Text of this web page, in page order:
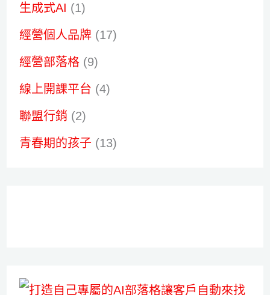
生成式AI (1)
經營個人品牌 (17)
經營部落格 (9)
線上開課平台 (4)
聯盟行銷 (2)
青春期的孩子 (13)